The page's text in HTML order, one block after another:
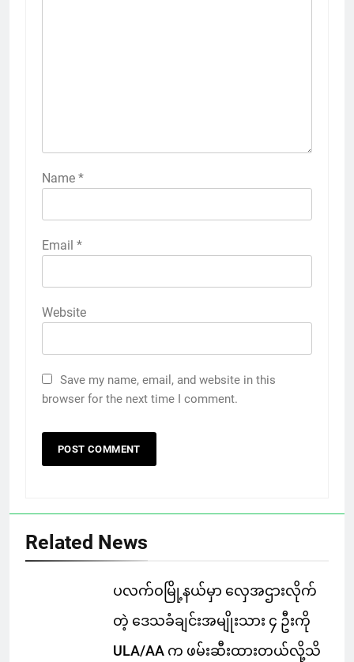
Name *
Email *
Website
Save my name, email, and website in this
browser for the next time I comment.
Related News
ပလက်ဝမြို့နယ်မှာ လှေအဌားလိုက်
တဲ့ ဒေသခံချင်းအမျိုးသား ၄ ဦးကို
ULA/AA က ဖမ်းဆီးထားတယ်လို့သိ